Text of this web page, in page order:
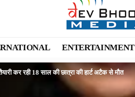
ENTERTAINMENT
कर रही 18 साल की छात्रा की हार्ट अटैक से मौत